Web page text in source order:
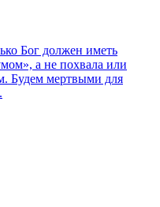
Бог должен иметь
а не похвала или
Будем мертвыми для